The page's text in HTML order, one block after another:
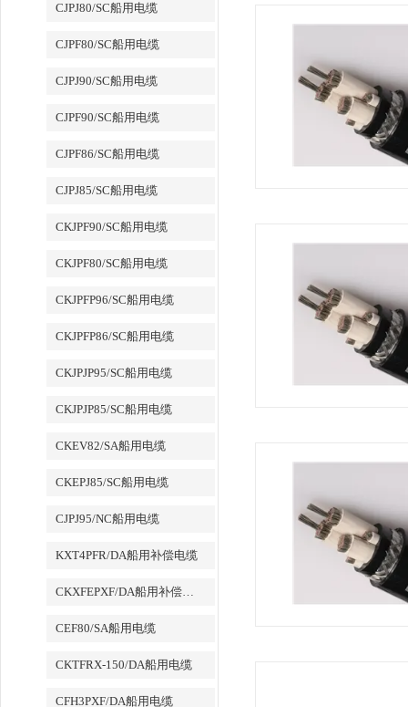
CJPJ80/SC船用电缆
CJPF80/SC船用电缆
CJPJ90/SC船用电缆
CJPF90/SC船用电缆
CJPF86/SC船用电缆
CJPJ85/SC船用电缆
CKJPF90/SC船用电缆
CKJPF80/SC船用电缆
CKJPFP96/SC船用电缆
CKJPFP86/SC船用电缆
CKJPJP95/SC船用电缆
CKJPJP85/SC船用电缆
CKEV82/SA船用电缆
CKEPJ85/SC船用电缆
CJPJ95/NC船用电缆
KXT4PFR/DA船用补偿电缆
CKXFEPXF/DA船用补偿电缆
CEF80/SA船用电缆
CKTFRX-150/DA船用电缆
CFH3PXF/DA船用电缆